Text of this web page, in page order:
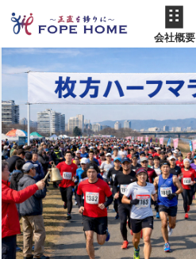
会社概要